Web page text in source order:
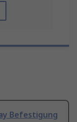
Befestigung